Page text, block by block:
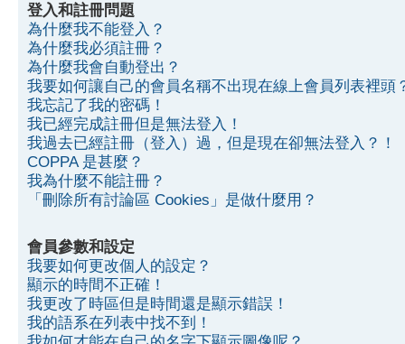
登入和註冊問題
為什麼我不能登入？
為什麼我必須註冊？
為什麼我會自動登出？
我要如何讓自己的會員名稱不出現在線上會員列表裡頭
我忘記了我的密碼！
我已經完成註冊但是無法登入！
我過去已經註冊（登入）過，但是現在卻無法登入？！
COPPA 是甚麼？
我為什麼不能註冊？
「刪除所有討論區 Cookies」是做什麼用？
會員參數和設定
我要如何更改個人的設定？
顯示的時間不正確！
我更改了時區但是時間還是顯示錯誤！
我的語系在列表中找不到！